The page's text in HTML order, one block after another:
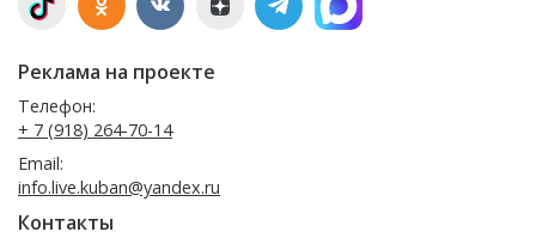
Реклама на проекте
Телефон:
+ 7 (918) 264-70-14
Email:
info.live.kuban@yandex.ru
Контакты